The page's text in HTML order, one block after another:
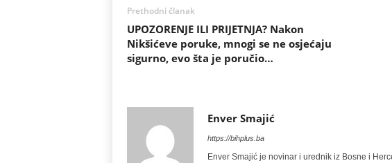
Prethodni članak
UPOZORENJE ILI PRIJETNJA? Nakon
Nikšićeve poruke, mnogi se ne osjećaju
sigurno, evo šta je poručio…
Enver Smajić
https://bihplus.ba
Enver Smajić je novinar i urednik iz Bosne i